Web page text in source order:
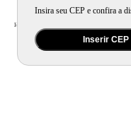
Insira seu CEP e confira a
Inserir CEP
Home